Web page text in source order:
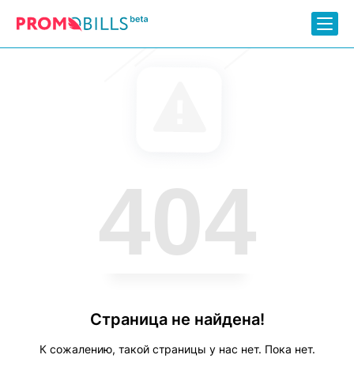
404
Страница не найдена!
К сожалению, такой страницы у нас нет. Пока нет.